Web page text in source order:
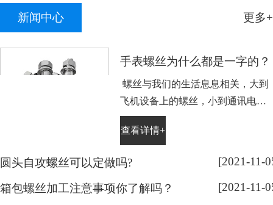
新闻中心 更多+
手表螺丝为什么都是一字的？
螺丝与我们的生活息息相关，大到
飞机设备上的螺丝，小到通讯电子
设备手表上的小螺丝。不知道大家
平时有没有留意，手表螺丝大部分
奇，跟随小编脚步来带大家了解一
下： 手表螺丝属于精密螺丝，之所
查看详情+
圆头自攻螺丝可以定做吗? [2021-11-
箱包螺丝加工注意事项你了解吗？ [2021-11-